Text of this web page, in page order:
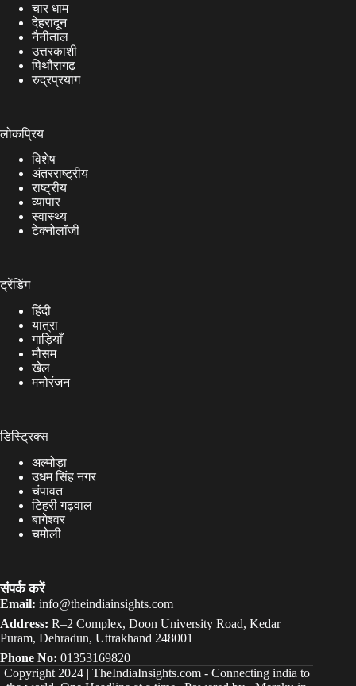
चार धाम
देहरादून
नैनीताल
उत्तरकाशी
पिथौरागढ़
रुद्रप्रयाग
लोकप्रिय
विशेष
अंतरराष्ट्रीय
राष्ट्रीय
व्यापार
स्वास्थ्य
टेक्नोलॉजी
ट्रेंडिंग
हिंदी
यात्रा
गाड़ियाँ
मौसम
खेल
मनोरंजन
डिस्ट्रिक्स
अल्मोड़ा
उधम सिंह नगर
चंपावत
टिहरी गढ़वाल
बागेश्वर
चमोली
संपर्क करें
Email: info@theindiainsights.com
Address: R–2 Complex, Doon University Road, Kedar
Puram, Dehradun, Uttrakhand 248001
Phone No: 01353169820
Copyright 2024 | TheIndiaInsights.com- Connecting india to